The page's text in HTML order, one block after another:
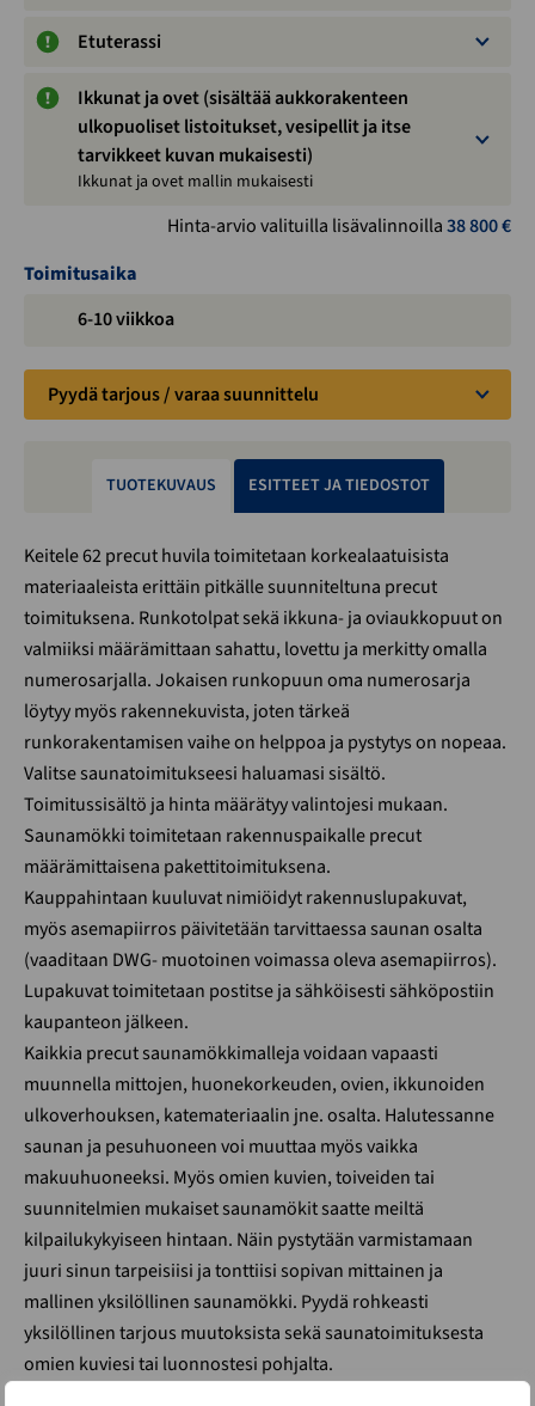
Etuterassi
Ikkunat ja ovet (sisältää aukkorakenteen
ulkopuoliset listoitukset, vesipellit ja itse
tarvikkeet kuvan mukaisesti)
Ikkunat ja ovet mallin mukaisesti
Hinta-arvio valituilla lisävalinnoilla38 800€
Toimitusaika
6-10 viikkoa
Pyydä tarjous / varaa suunnittelu
TUOTEKUVAUS ESITTEET JA TIEDOSTOT
Keitele 62 precut huvila toimitetaan korkealaatuisista
materiaaleista erittäin pitkälle suunniteltuna precut
toimituksena. Runkotolpat sekä ikkuna- ja oviaukkopuut on
valmiiksi määrämittaan sahattu, lovettu ja merkitty omalla
numerosarjalla. Jokaisen runkopuun oma numerosarja
löytyy myös rakennekuvista, joten tärkeä
runkorakentamisen vaihe on helppoa ja pystytys on nopeaa.
Valitse saunatoimitukseesi haluamasi sisältö.
Toimitussisältö ja hinta määrätyy valintojesi mukaan.
Saunamökki toimitetaan rakennuspaikalle precut
määrämittaisena pakettitoimituksena.
Kauppahintaan kuuluvat nimiöidyt rakennuslupakuvat,
myös asemapiirros päivitetään tarvittaessa saunan osalta
(vaaditaan DWG- muotoinen voimassa oleva asemapiirros).
Lupakuvat toimitetaan postitse ja sähköisesti sähköpostiin
kaupanteon jälkeen.
Kaikkia precut saunamökkimalleja voidaan vapaasti
muunnella mittojen, huonekorkeuden, ovien, ikkunoiden
ulkoverhouksen, katemateriaalin jne. osalta. Halutessanne
saunan ja pesuhuoneen voi muuttaa myös vaikka
makuuhuoneeksi. Myös omien kuvien, toiveiden tai
suunnitelmien mukaiset saunamökit saatte meiltä
kilpailukykyiseen hintaan. Näin pystytään varmistamaan
juuri sinun tarpeisiisi ja tonttiisi sopivan mittainen ja
mallinen yksilöllinen saunamökki. Pyydä rohkeasti
yksilöllinen tarjous muutoksista sekä saunatoimituksesta
omien kuviesi tai luonnostesi pohjalta.